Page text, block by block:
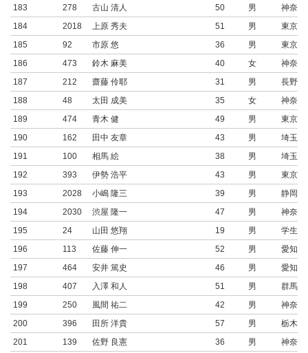
183
278 古山 清人 50 男
神奈川
184
2018 上原 秀夫 51 男
東京都
185
92 市原 悠 36 男
東京都
186
473 鈴木 麻美 40 女
神奈川
187
212 齋藤 伶耶 31 男
長野県
188
48 太田 成美 35 女
神奈川
189
474 青木 健 49 男
東京都
190
162 田中 友章 43 男
埼玉県
191
100 相馬 絵 38 男
埼玉県
192
393 伊勢 浩平 43 男
東京都
193
2028 小嶋 隆三 39 男
静岡県
194
2030 渋屋 隆一 47 男
神奈川
195
24 山田 悠翔 19 男
学生連
196
113 佐藤 伸一 52 男
愛知県
197
464 安井 篤史 46 男
愛知県
198
407 入澤 和人 51 男
群馬県
199
250 風間 祐二 42 男
神奈川
200
396 田所 洋貴 57 男
栃木県
201
139 佐野 良憲 36 男 神奈川